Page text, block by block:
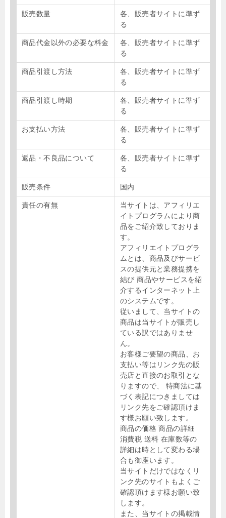
販売数量
各、販売者サイトに準ず
る
商品代金以外の必要な料金
各、販売者サイトに準ず
る
商品引渡し方法
各、販売者サイトに準ず
る
商品引渡し時期
各、販売者サイトに準ず
る
お支払い方法
各、販売者サイトに準ず
る
返品・不良品について
各、販売者サイトに準ず
る
販売条件 国内
責任の有無
当サイトは、アフィリエ
イトプログラムにより商
品をご紹介致しておりま
す。
アフィリエイトプログラ
ムとは、商品及びサービ
スの提供元と業務提携を
結び 商品やサービスを紹
介するインターネット上
のシステムです。
従いまして、当サイトの
商品は当サイトが販売し
ている訳ではありませ
ん。
お客様ご要望の商品、お
支払い等はリンク先の販
売店と直接のお取引とな
りますので、 特商法に基
づく表記につきましては
リンク先をご確認頂けま
す様お願い致します。
商品の価格 商品の詳細
消費税 送料 在庫数等の
詳細は時として変わる場
合も御座います。
当サイトだけではなくリ
ンク先のサイトもよくご
確認頂けます様お願い致
します。
また、当サイトの掲載情